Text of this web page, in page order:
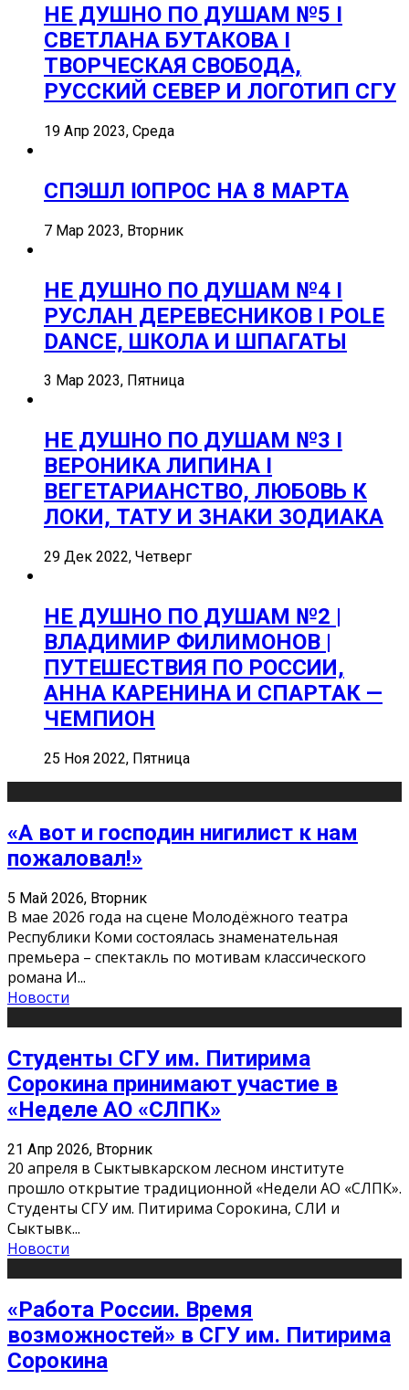
НЕ ДУШНО ПО ДУШАМ №5 I
СВЕТЛАНА БУТАКОВА I
ТВОРЧЕСКАЯ СВОБОДА,
РУССКИЙ СЕВЕР И ЛОГОТИП СГУ
19 Апр 2023, Среда
СПЭШЛ ӏ ОПРОС НА 8 МАРТА
7 Мар 2023, Вторник
НЕ ДУШНО ПО ДУШАМ №4 I
РУСЛАН ДЕРЕВЕСНИКОВ I POLE
DANCE, ШКОЛА И ШПАГАТЫ
3 Мар 2023, Пятница
НЕ ДУШНО ПО ДУШАМ №3 I
ВЕРОНИКА ЛИПИНА I
ВЕГЕТАРИАНСТВО, ЛЮБОВЬ К
ЛОКИ, ТАТУ И ЗНАКИ ЗОДИАКА
29 Дек 2022, Четверг
НЕ ДУШНО ПО ДУШАМ №2 |
ВЛАДИМИР ФИЛИМОНОВ |
ПУТЕШЕСТВИЯ ПО РОССИИ,
АННА КАРЕНИНА И СПАРТАК —
ЧЕМПИОН
25 Ноя 2022, Пятница
«А вот и господин нигилист к нам
пожаловал!»
5 Май 2026, Вторник
В мае 2026 года на сцене Молодёжного театра
Республики Коми состоялась знаменательная
премьера – спектакль по мотивам классического
романа И...
Новости
Студенты СГУ им. Питирима
Сорокина принимают участие в
«Неделе АО «СЛПК»
21 Апр 2026, Вторник
20 апреля в Сыктывкарском лесном институте
прошло открытие традиционной «Недели АО «СЛПК».
Студенты СГУ им. Питирима Сорокина, СЛИ и
Сыктывк...
Новости
«Работа России. Время
возможностей» в СГУ им. Питирима
Сорокина